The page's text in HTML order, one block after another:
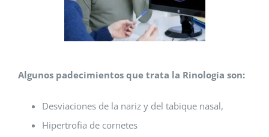
Algunos padecimientos que trata la Rinología son:
Desviaciones de la nariz y del tabique nasal,
Hipertrofia de cornetes